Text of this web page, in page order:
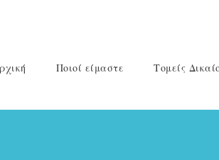
Ποιοί είμαστε Τομείς